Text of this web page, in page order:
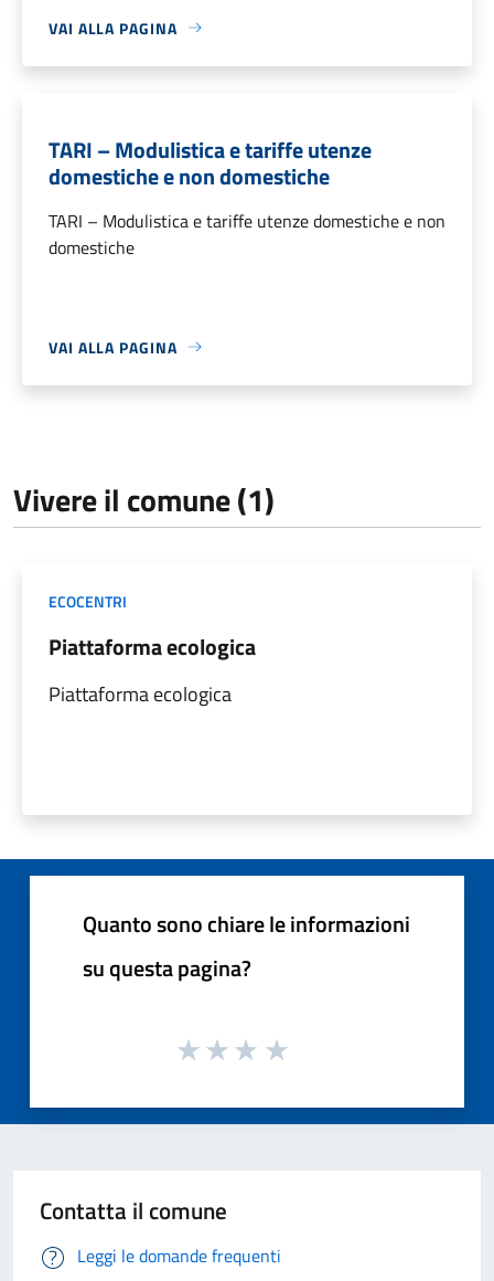
VAI ALLA PAGINA
TARI – Modulistica e tariffe utenze
domestiche e non domestiche
TARI – Modulistica e tariffe utenze domestiche e non
domestiche
VAI ALLA PAGINA
Vivere il comune (1)
ECOCENTRI
Piattaforma ecologica
Piattaforma ecologica
Quanto sono chiare le informazioni
su questa pagina?
Contatta il comune
Leggi le domande frequenti